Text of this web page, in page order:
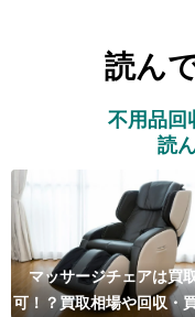
読ん
不用品回
読
マッサージチェアは買
可！？買取相場や回収・